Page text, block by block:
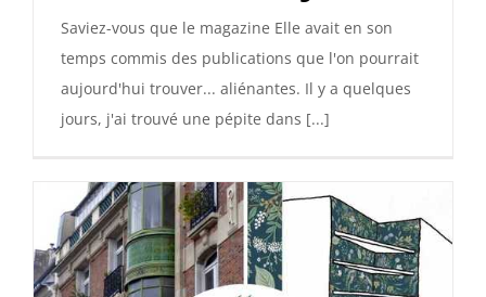
Saviez-vous que le magazine Elle avait en son
temps commis des publications que l'on pourrait
aujourd'hui trouver... aliénantes. Il y a quelques
jours, j'ai trouvé une pépite dans [...]